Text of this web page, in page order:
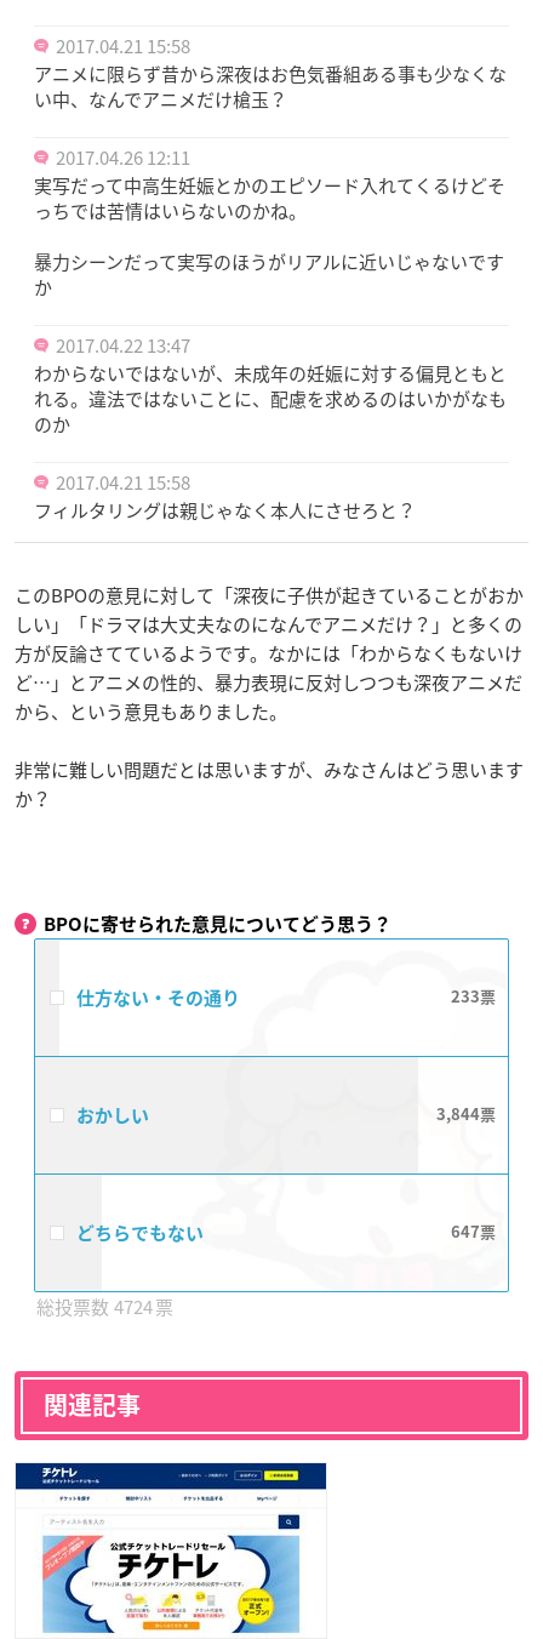
2017.04.21 15:58
アニメに限らず昔から深夜はお色気番組ある事も少なくな
い中、なんでアニメだけ槍玉？
2017.04.26 12:11
実写だって中高生妊娠とかのエピソード入れてくるけどそ
っちでは苦情はいらないのかね。
暴力シーンだって実写のほうがリアルに近いじゃないです
か
2017.04.22 13:47
わからないではないが、未成年の妊娠に対する偏見ともと
れる。違法ではないことに、配慮を求めるのはいかがなも
のか
2017.04.21 15:58
フィルタリングは親じゃなく本人にさせろと？
このBPOの意見に対して「深夜に子供が起きていることがおか
しい」「ドラマは大丈夫なのになんでアニメだけ？」と多くの
方が反論さてているようです。なかには「わからなくもないけ
ど…」とアニメの性的、暴力表現に反対しつつも深夜アニメだ
から、という意見もありました。
非常に難しい問題だとは思いますが、みなさんはどう思います
か？
BPOに寄せられた意見についてどう思う？
仕方ない・その通り 233
おかしい 3,844
どちらでもない 647
4724
関連記事